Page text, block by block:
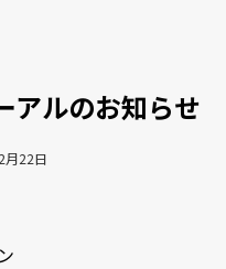
ー
アルのお知らせ
月22日